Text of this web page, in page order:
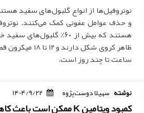
نوتروفیل‌ها از انواع گلبول‌های سفید
و حذف عوامل عفونی کمک می‌کنند.
هستند که بیش از ۶۰٪
ساعت تا چند روز است.
نوشته سهیلا دوست‌پژوه 1404/9/22
کمبود ویتامین K ممکن است باعث کاهش تحرک در افراد مسن شود